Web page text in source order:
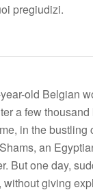
pregiudizi.
old Belgian
a few
in the bustling
an
But one day,
without giving